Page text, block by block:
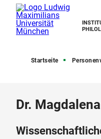
Startseite
Dr.